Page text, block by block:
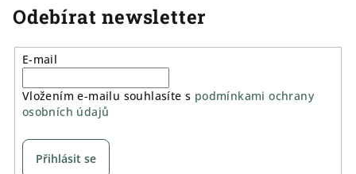
Odebírat newsletter
E-mail
Vložením e-mailu souhlasíte s podmínkami ochrany
osobních údajů
Přihlásit se